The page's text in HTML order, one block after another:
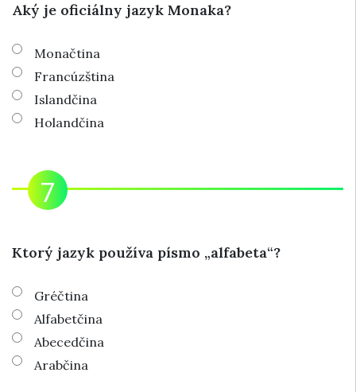
Aký je oficiálny jazyk Monaka?
Monačtina
Francúzština
Islandčina
Holandčina
Ktorý jazyk používa písmo „alfabeta“?
Gréčtina
Alfabetčina
Abecedčina
Arabčina